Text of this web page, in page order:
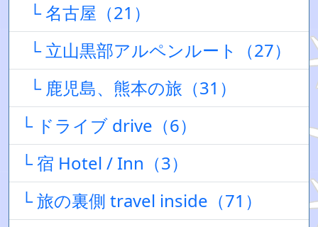
└ 名古屋（21）
└ 立山黒部アルペンルート（27）
└ 鹿児島、熊本の旅（31）
└ ドライブ drive（6）
└ 宿 Hotel / Inn（3）
└ 旅の裏側 travel inside（71）